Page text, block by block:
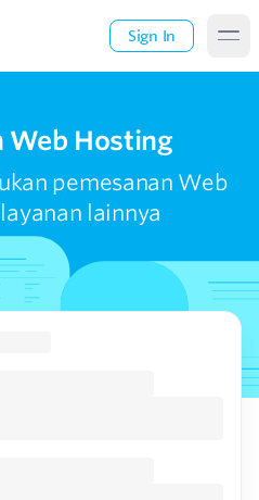
Sign In
Web Hosting
pemesanan Web
lainnya